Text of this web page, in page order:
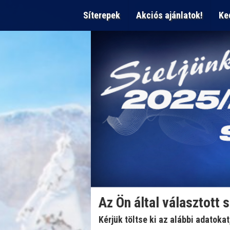
Síterepek Akciós ajánlatok!
Az Ön által választott
Kérjük töltse ki az alábbi